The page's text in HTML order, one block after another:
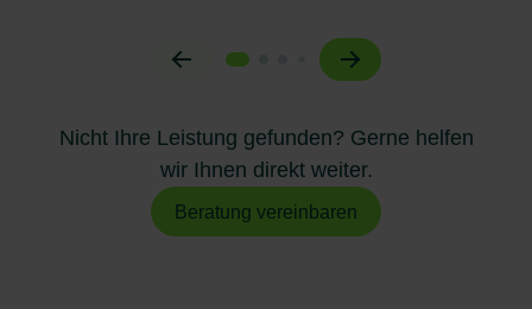
Nicht Ihre Leistung gefunden? Gerne helfen
wir Ihnen direkt weiter.
Beratung vereinbaren